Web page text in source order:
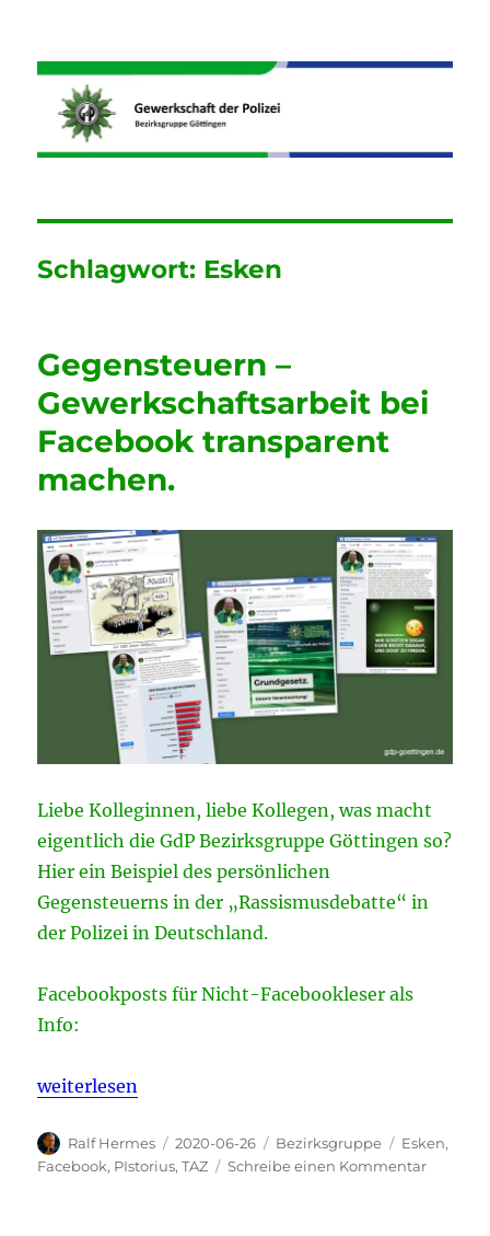
Informationen der GdP
Bezirksgruppe Göttingen
Schlagwort: Esken
Gegensteuern –
Gewerkschaftsarbeit bei
Facebook transparent
machen.
Liebe Kolleginnen, liebe Kollegen, was macht
eigentlich die GdP Bezirksgruppe Göttingen so?
Hier ein Beispiel des persönlichen
Gegensteuerns in der „Rassismusdebatte“ in
der Polizei in Deutschland.
Facebookposts für Nicht-Facebookleser als
Info:
„Gegensteuern – Gewerkschaftsarbeit bei
weiterlesen
Autor
Ralf Hermes
Veröffentlicht
am
2020-06-26 Kategorien
Bezirksgruppe Esken,
Facebook, PIstorius,TAZ Schreibe einen Kommentarzu